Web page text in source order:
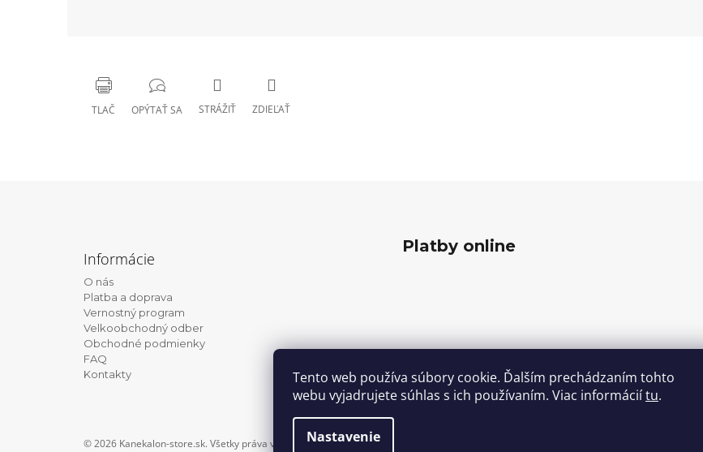
Tento web používa súbory cookie. Ďalším prechádzaním tohto
webu vyjadrujete súhlas s ich používaním. Viac informáciítu.
Nastavenie
TLAČ OPÝTAŤ SA STRÁŽIŤ ZDIEĽAŤ
Informácie
O nás
Platba a doprava
Vernostný program
Velkoobchodný odber
Obchodné podmienky
FAQ
Kontakty
Platby online
© 2026 Kanekalon-store.sk. Všetky práva vyhradené.